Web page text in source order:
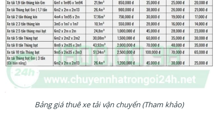
Bảng giá thuê xe tải vận chuyển (Tham khảo)